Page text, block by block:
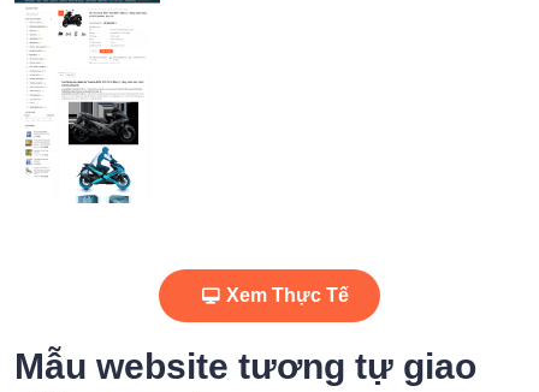
Xem Thực Tế
Mẫu website tương tự giao